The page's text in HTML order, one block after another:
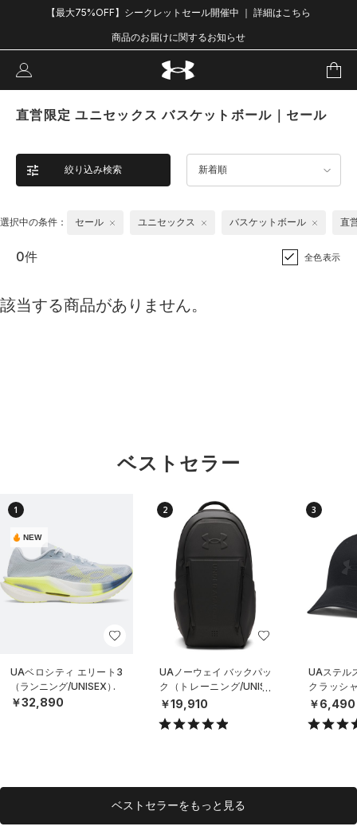
【最大75%OFF】シークレットセール開催中 ｜ 詳細はこちら
商品のお届けに関するお知らせ
直営限定 ユニセックス バスケットボール｜セール
絞り込み検索 新着順
選択中の条件： セール ユニセックス バスケットボール 直
0件 全色表示
該当する商品がありません。
ベストセラー
1
NEW
UAベロシティ エリート3
（ランニング/UNISEX）
￥32,890
2
UAノーウェイ バックパッ
ク（トレーニング/UNISE
X）
￥19,910
3
UAステル
クラッシ
（ライフ
￥6,490
ベストセラーをもっと見る